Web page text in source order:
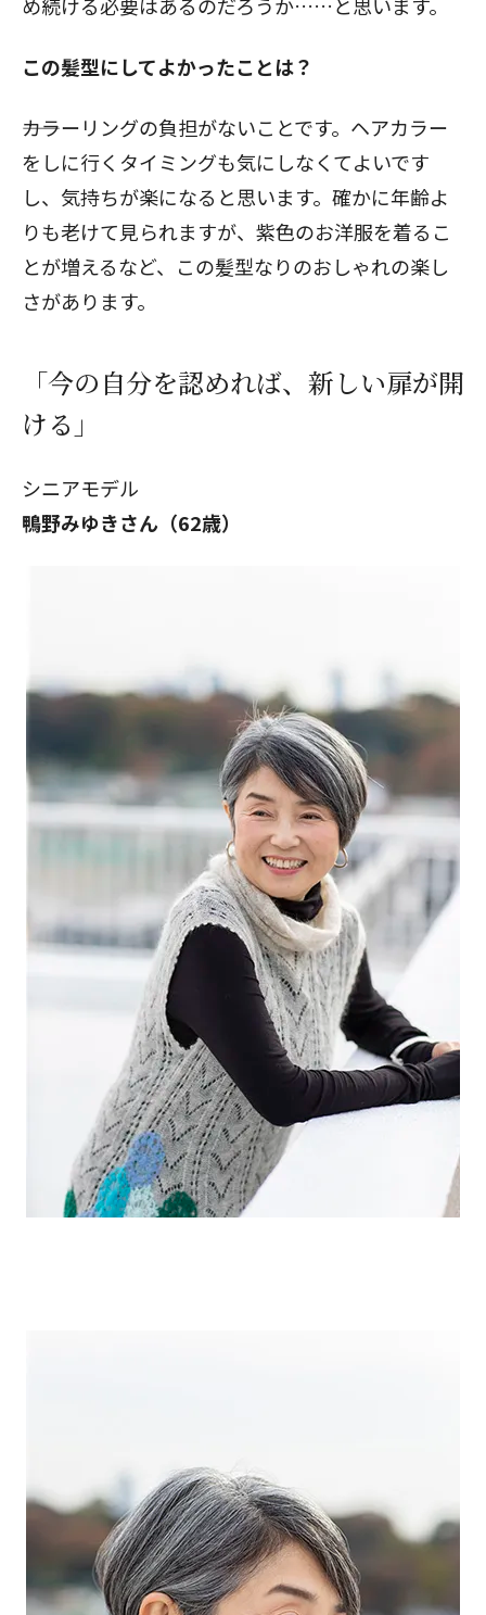
この髪型にしてよかったことは？
――カラーリングの負担がないことです。ヘアカラー
をしに行くタイミングも気にしなくてよいです
し、気持ちが楽になると思います。確かに年齢よ
りも老けて見られますが、紫色のお洋服を着るこ
とが増えるなど、この髪型なりのおしゃれの楽し
さがあります。
「今の自分を認めれば、新しい扉が開
ける」
シニアモデル
鴨野みゆきさん （62歳）
閉じる